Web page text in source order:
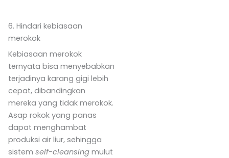
6. Hindari kebiasaan
merokok
Kebiasaan merokok
ternyata bisa menyebabkan
terjadinya karang gigi lebih
cepat, dibandingkan
mereka yang tidak merokok.
Asap rokok yang panas
dapat menghambat
produksi air liur, sehingga
sistem self-cleansing mulut